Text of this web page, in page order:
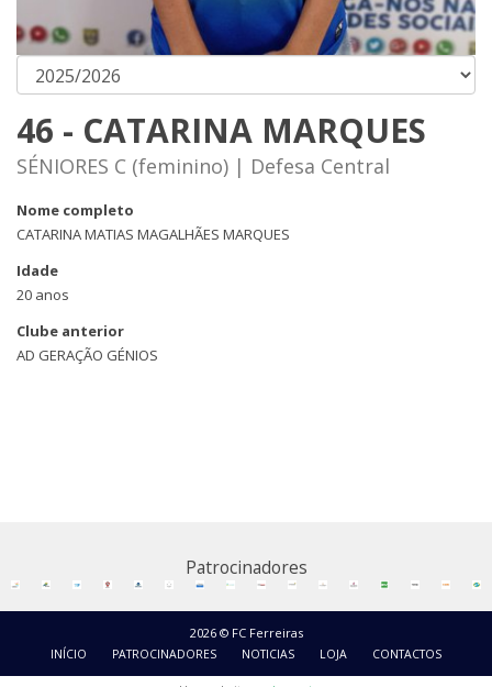
46 - CATARINA MARQUES
SÉNIORES C (feminino) | Defesa Central
Nome completo
CATARINA MATIAS MAGALHÃES MARQUES
Idade
20 anos
Clube anterior
AD GERAÇÃO GÉNIOS
Patrocinadores
2026 © FC Ferreiras
INÍCIO PATROCINADORES NOTICIAS LOJA CONTACTOS